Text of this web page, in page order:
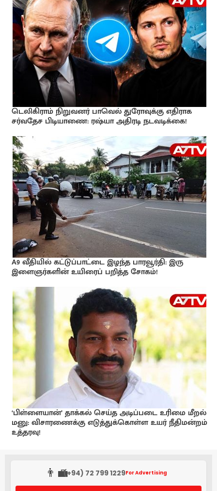
டெலிகிராம் நிறுவனர் பாவெல் துரோவுக்கு எதிராக
சர்வதேச பிடியாணை: ரஷ்யா அதிரடி நடவடிக்கை!
A9 வீதியில் கட்டுப்பாட்டை இழந்த பாரவூர்தி: இரு
இளைஞர்களின் உயிரைப் பறித்த சோகம்!
‘பிள்ளையான்’ தாக்கல் செய்த அடிப்படை உரிமை மீறல்
மனு: விசாரணைக்கு எடுத்துக்கொள்ள உயர் நீதிமன்றம்
உத்தரவு!
👨‍💼(+94) 72 799 1229For Advertising